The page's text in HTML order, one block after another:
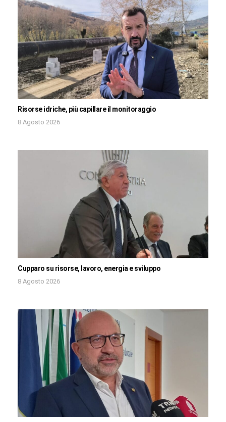
Risorse idriche, più capillare il monitoraggio
8 Agosto 2026
Cupparo su risorse, lavoro, energia e sviluppo
8 Agosto 2026